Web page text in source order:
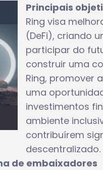
Principais
Ring visa
(DeFi), criando
participar do
construir uma
Ring, promover
uma
investimentos
ambiente
contribuírem
descentralizado.
de embaixadores